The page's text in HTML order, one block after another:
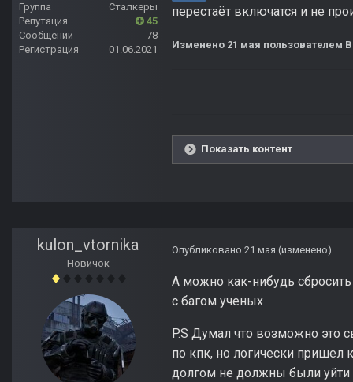
Группа
Сталкеры
Репутация
45
Сообщений
78
Регистрация
01.06.2021
перестаёт включатся и не
Изменено 21 мая пользователем
Показать контент
kulon_vtornika
Новичок
Опубликовано 21 мая (изменено)
А можно как-нибудь
с багом ученых
P.S Думал что возможно это
по кпк, но логически пришел
долгом не должны были уйти